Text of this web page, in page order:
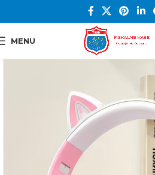
MENU